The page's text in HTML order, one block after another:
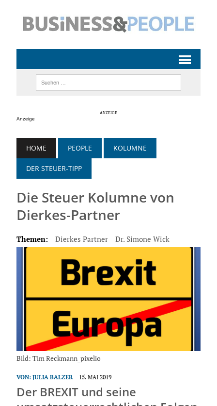
Anzeige
HOME PEOPLE KOLUMNE
DER STEUER-TIPP
Die Steuer Kolumne von
Dierkes-Partner
Themen: Dierkes Partner Dr. Simone Wick
Bild: Tim Reckmann_pixelio
VON: JULIA BALZER 15. MAI 2019
Der BREXIT und seine